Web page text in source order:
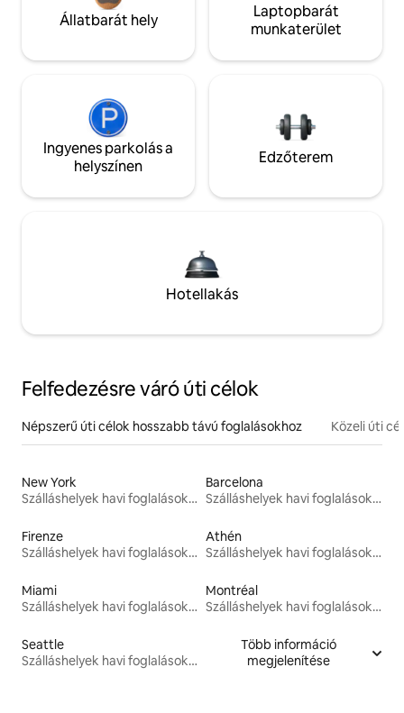
Állatbarát hely
Laptopbarát
munkaterület
Ingyenes parkolás a
helyszínen
Edzőterem
Hotellakás
Felfedezésre váró úti célok
Népszerű úti célok hosszabb távú foglalásokhoz Közeli úti
New York
Szálláshelyek havi foglalásokhoz
Barcelona
Szálláshelyek havi foglalásokhoz
Firenze
Szálláshelyek havi foglalásokhoz
Athén
Szálláshelyek havi foglalásokhoz
Miami
Szálláshelyek havi foglalásokhoz
Montréal
Szálláshelyek havi foglalásokhoz
Seattle
Szálláshelyek havi foglalásokhoz
Több információ
megjelenítése